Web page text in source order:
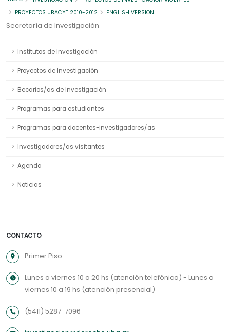
PROYECTOS UBACYT 2010-2012
ENGLISH VERSION
Secretaría de Investigación
Institutos de Investigación
Proyectos de Investigación
Becarios/as de Investigación
Programas para estudiantes
Programas para docentes-investigadores/as
Investigadores/as visitantes
Agenda
Noticias
CONTACTO
Primer Piso
Lunes a viernes 10 a 20 hs (atención telefónica) - Lunes a
viernes 10 a 19 hs (atención presencial)
(5411) 5287-7096